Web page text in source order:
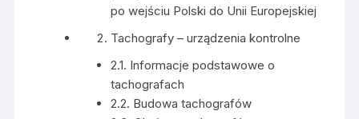
po wejściu Polski do Unii Europejskiej
Tachografy – urządzenia kontrolne
2.1. Informacje podstawowe o
tachografach
2.2. Budowa tachografów